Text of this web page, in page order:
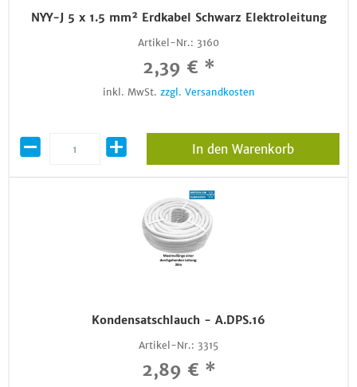
NYY-J 5 x 1.5 mm² Erdkabel Schwarz Elektroleitung
Artikel-Nr.: 3160
2,39 € *
inkl. MwSt. zzgl. Versandkosten
In den Warenkorb
Kondensatschlauch - A.DPS.16
Artikel-Nr.: 3315
2,89 € *